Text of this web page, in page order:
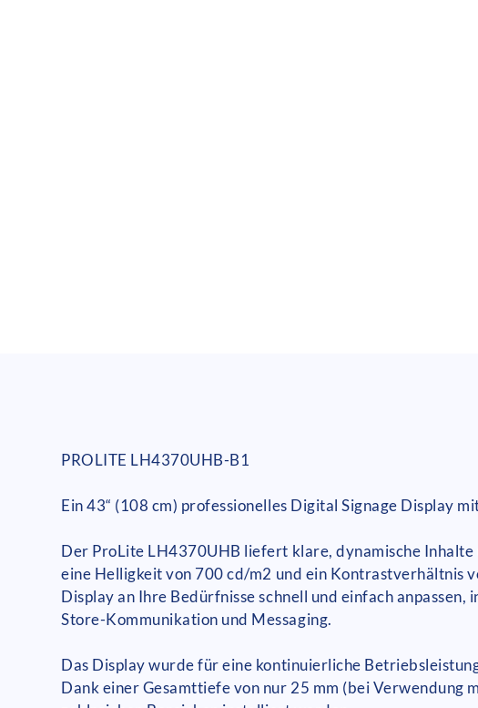
PROLITE LH4370UHB-B1
Ein 43“ (108 cm) professionelles Digital Signage Display
Der ProLite LH4370UHB liefert klare, dynamische
eine Helligkeit von 700 cd/m2 und ein Kontrastverhältnis
Display an Ihre Bedürfnisse schnell und einfach
Store-Kommunikation und Messaging.
Das Display wurde für eine kontinuierliche
Dank einer Gesamttiefe von nur 25 mm (bei